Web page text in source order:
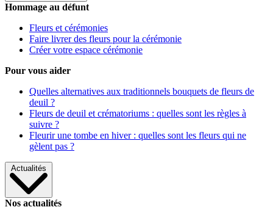
Hommage au défunt
Fleurs et cérémonies
Faire livrer des fleurs pour la cérémonie
Créer votre espace cérémonie
Pour vous aider
Quelles alternatives aux traditionnels bouquets de fleurs de
deuil ?
Fleurs de deuil et crématoriums : quelles sont les règles à
suivre ?
Fleurir une tombe en hiver : quelles sont les fleurs qui ne
gèlent pas ?
Actualités
Nos actualités